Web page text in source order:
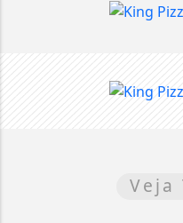
Veja